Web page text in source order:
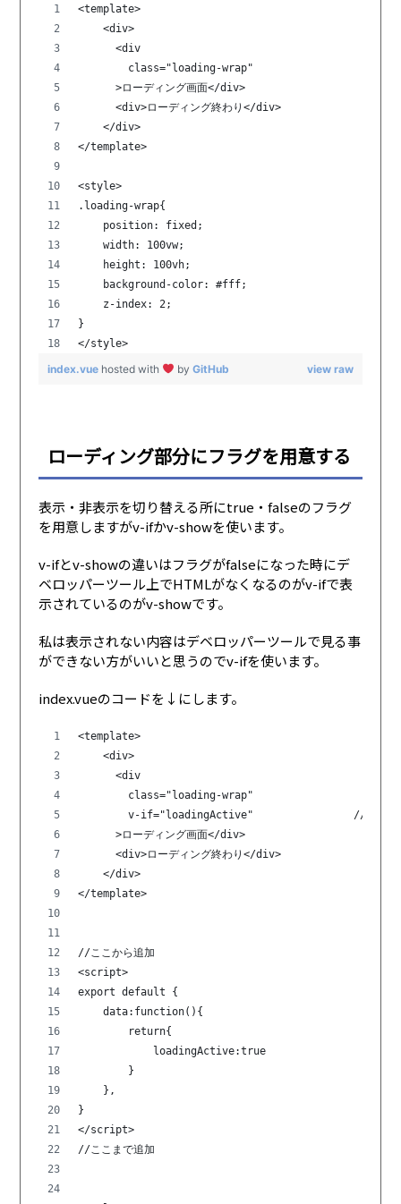
<template>
    <div>
      <div
        class="loading-wrap"
      >ローディング画面</div>
      <div>ローディング終わり</div>
    </div>
</template>
<style>
.loading-wrap{
    position: fixed;
    width: 100vw;
    height: 100vh;
    background-color: #fff;
    z-index: 2;
}
</style>
view raw
index.vue hosted with byGitHub
ローディング部分にフラグを用意する
表示・非表示を切り替える所にtrue・falseのフラグ
を用意しますがv-ifかv-showを使います。
v-ifとv-showの違いはフラグがfalseになった時にデ
ベロッパーツール上でHTMLがなくなるのがv-ifで表
示されているのがv-showです。
私は表示されない内容はデベロッパーツールで見る事
ができない方がいいと思うのでv-ifを使います。
index.vueのコードを↓にします。
<template>
    <div>
      <div
        class="loading-wrap"
v-if="loadingActive"                //この行
      >ローディング画面</div>
      <div>ローディング終わり</div>
    </div>
</template>
//ここから追加
<script>
export default {
    data:function(){
        return{
            loadingActive:true
        }
    },
}
</script>
//ここまで追加